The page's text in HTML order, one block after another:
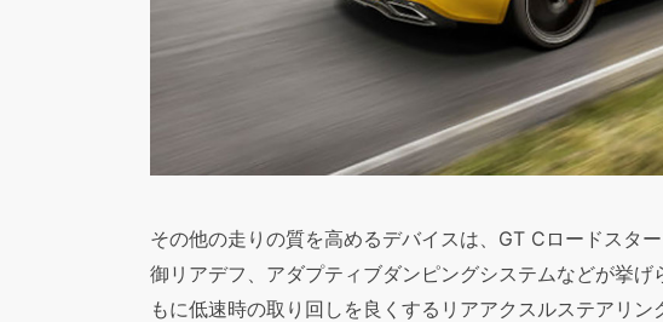
その他の走りの質を高めるデバイスは、GT Cロードスタ
御リアデフ、アダプティブダンピングシステムなどが挙
もに低速時の取り回しを良くするリアアクスルステアリン